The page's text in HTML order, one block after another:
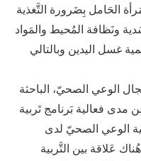
الحَامل بِضَرورة التَّغذية
ونَظافة المُحيط والمَواد
غسل اليدين وبالتالي
الوعي الصحيّ، الباحثة
فعالية بَرنامج تَربية
الوعي الصحيّ لدى
عَلاقة بين التَّربية